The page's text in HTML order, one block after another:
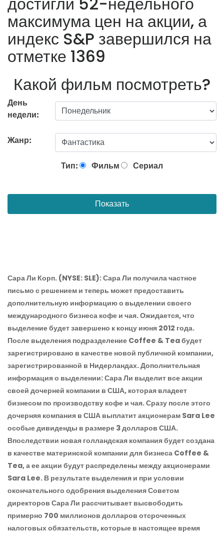
максимума цен на акции, а
индекс S&P завершился на
отметке 1369
Какой фильм посмотреть?
День
недели:
Жанр:
Тип: Фильм Сериал
Показать
Сара Ли Корп. (NYSE: SLE): Сара Ли получила частное
письмо с решением и теперь может предоставить
дополнительную информацию о выделении своего
международного бизнеса кофе и чая. Ожидается, что
выделение будет завершено к концу июня 2012 года.
После выделения подразделение Coffee & Tea будет
зарегистрировано в качестве новой публичной компании,
зарегистрированной в Нидерландах. Дополнительная
информация о выделении: Сара Ли выделит все акции
своей дочерней компании в США, которая владеет
бизнесом по производству кофе и чая. Сразу после этого
дочерняя компания в США выплатит акционерам Sara Lee
особые дивиденды в размере 3 долларов США.
Впоследствии новая голландская компания будет создана
в качестве материнской компании для бизнеса Coffee &
Tea, а ее акции будут распределены между акционерами
Sara Lee. В результате выделения и при условии
окончательного одобрения выделения Советом
директоров Сара Ли рассчитывает высвободить
примерно 700 миллионов долларов отсроченных
налоговых обязательств, которые в настоящее время